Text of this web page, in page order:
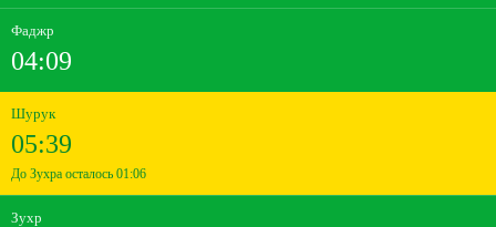
Фаджр
04:09
Шурук
05:39
До Зухра осталось 01:06
Зухр